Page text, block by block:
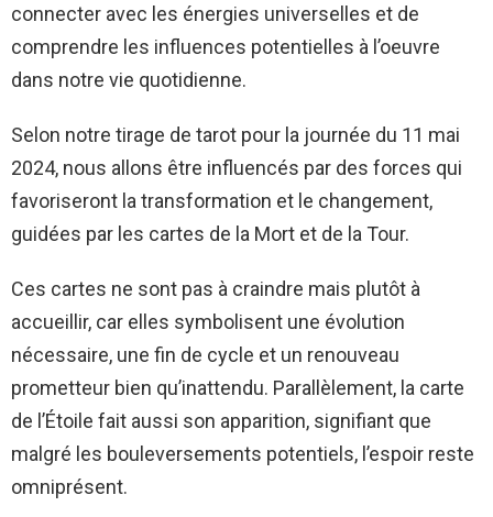
connecter avec les énergies universelles et de
comprendre les influences potentielles à l’oeuvre
dans notre vie quotidienne.
Selon notre tirage de tarot pour la journée du 11 mai
2024, nous allons être influencés par des forces qui
favoriseront la transformation et le changement,
guidées par les cartes de la Mort et de la Tour.
Ces cartes ne sont pas à craindre mais plutôt à
accueillir, car elles symbolisent une évolution
nécessaire, une fin de cycle et un renouveau
prometteur bien qu’inattendu. Parallèlement, la carte
de l’Étoile fait aussi son apparition, signifiant que
malgré les bouleversements potentiels, l’espoir reste
omniprésent.